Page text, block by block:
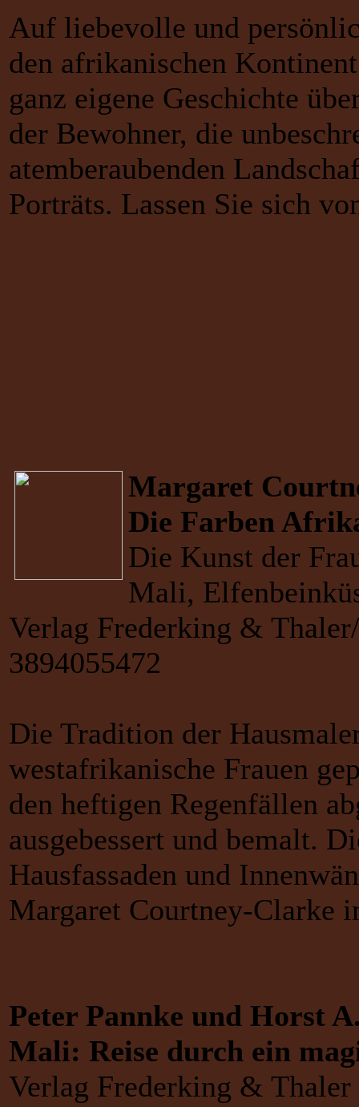
Auf liebevolle und
den afrikanischen
ganz eigene Geschichte
der Bewohner, die
atemberaubenden
Porträts. Lassen Sie sich
Margaret
Die Farben
Die Kunst der
Mali,
Verlag Frederking &
3894055472
Die Tradition der
westafrikanische Frauen
den heftigen Regenfällen
ausgebessert und bemalt.
Hausfassaden und
Margaret Courtney-Clarke
Peter Pannke und Horst
Mali: Reise durch ein
Verlag Frederking &